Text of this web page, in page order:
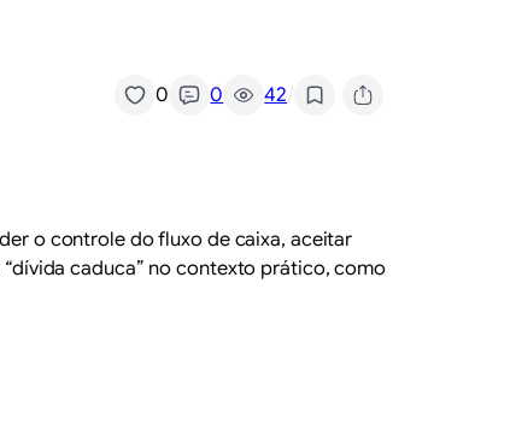
0 0 42/
o controle do fluxo de caixa, aceitar
caduca” no contexto prático, como